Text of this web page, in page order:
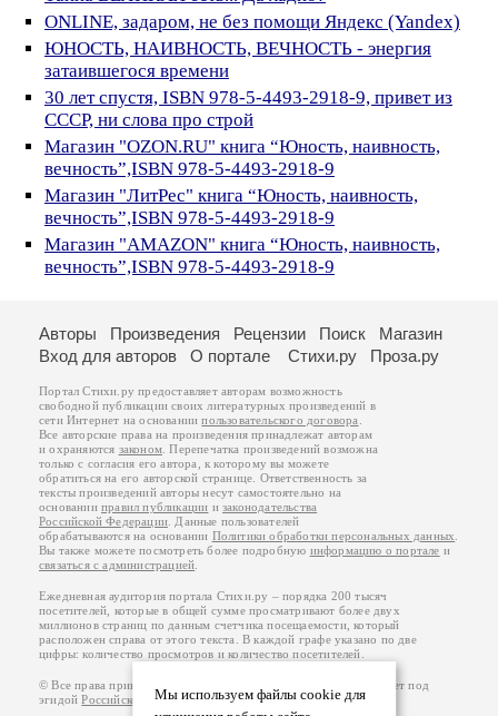
ONLINE, задаром, не без помощи Яндекс (Yandex)
ЮНОСТЬ, НАИВНОСТЬ, ВЕЧНОСТЬ - энергия
затаившегося времени
30 лет спустя, ISBN 978-5-4493-2918-9, привет из
СССР, ни слова про строй
Магазин "OZON.RU" книга “Юность, наивность,
вечность”,ISBN 978-5-4493-2918-9
Магазин "ЛитРес" книга “Юность, наивность,
вечность”,ISBN 978-5-4493-2918-9
Магазин "AMAZON" книга “Юность, наивность,
вечность”,ISBN 978-5-4493-2918-9
Мы используем файлы cookie для
Авторы Произведения Рецензии Поиск
Магазин
Вход для авторов
О портале Стихи.ру Проза.ру
Портал Стихи.ру предоставляет авторам возможность
свободной публикации своих литературных произведений в
сети Интернет на основаниипользовательского договора
Все авторские права на произведения принадлежат авторам
и охраняются законом . Перепечатка произведений возможна
только с согласия его автора, к которому вы можете
обратиться на его авторской странице. Ответственность за
тексты произведений авторы несут самостоятельно на
основанииправил публикации изаконодательства
Российской Федерации . Данные пользователей
обрабатываются на основании Политики обработки персональных данных
Вы также можете посмотреть более подробную информацию о портале и
связаться с администрацией
Ежедневная аудитория портала Стихи.ру – порядка 200 тысяч
посетителей, которые в общей сумме просматривают более двух
миллионов страниц по данным счетчика посещаемости, который
расположен справа от этого текста. В каждой графе указано по две
цифры: количество просмотров и количество посетителей.
© Все права принадлежат авторам, 2000-2026. Портал работает под
эгидойРоссийского союза писателей.18+